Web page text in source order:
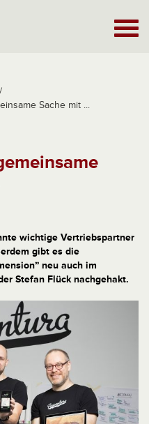
/
Sache mit ...
wichtige Vertriebspartner
gibt es die
neu auch im
Stefan Flück nachgehakt.